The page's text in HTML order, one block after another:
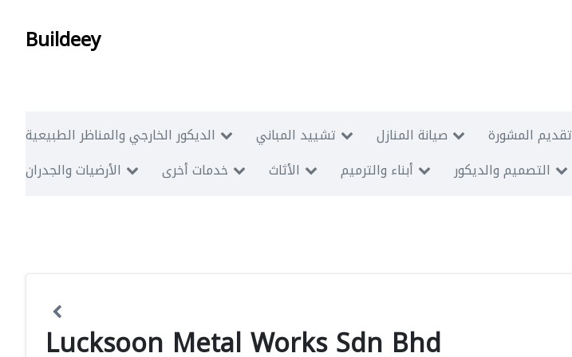
Buildeey
الديكور الخارجي والمناظر الطبيعية تشييد المباني صيانة المنازل تقديم المشورة
الأرضيات والجدران
خدمات أخرى الأثاث أبناء والترميم التصميم والديكور
Lucksoon Metal Works Sdn Bhd